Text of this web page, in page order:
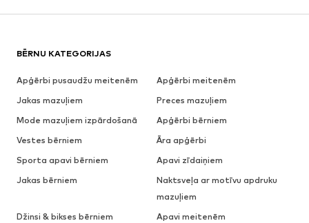
BĒRNU KATEGORIJAS
Apģērbi pusaudžu meitenēm
Apģērbi meitenēm
Jakas mazuļiem
Preces mazuļiem
Mode mazuļiem izpārdošanā
Apģērbi bērniem
Vestes bērniem
Āra apģērbi
Sporta apavi bērniem
Apavi zīdaiņiem
Jakas bērniem
Naktsveļa ar motīvu apdruku
mazuļiem
Džinsi & bikses bērniem
Apavi meitenēm